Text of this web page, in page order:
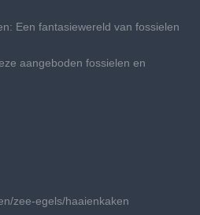
Een fantasiewereld van fossielen
aangeboden fossielen en
zee-egels/haaienkaken